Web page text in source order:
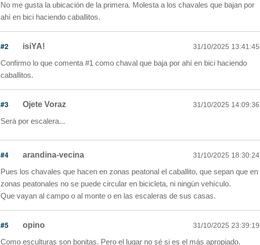
No me gusta la ubicación de la primera. Molesta a los chavales que bajan por
ahí en bici haciendo caballitos.
#2 isiYA! 31/10/2025 13:41:45
Confirmo lo que comenta #1 como chaval que baja por ahí en bici haciendo
caballitos.
#3 Ojete Voraz 31/10/2025 14:09:36
Será por escalera...
#4 arandina-vecina 31/10/2025 18:30:24
Pues los chavales que hacen en zonas peatonal el caballito, que sepan que en
zonas peatonales no se puede circular en bicicleta, ni ningún vehículo.
Que vayan al campo o al monte o en las escaleras de sus casas.
#5 opino 31/10/2025 23:39:19
Como esculturas son bonitas. Pero el lugar no sé si es el más apropiado.